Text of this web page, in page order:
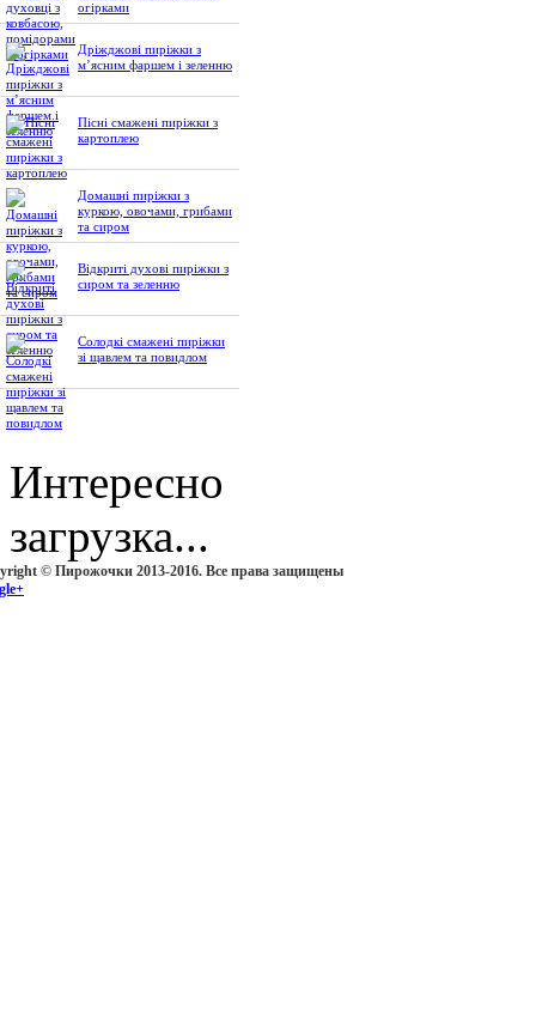
огірками
Дріжджові пиріжки з
м’ясним фаршем і зеленню
Пісні смажені пиріжки з
картоплею
Домашні пиріжки з
куркою, овочами, грибами
та сиром
Відкриті духові пиріжки з
сиром та зеленню
Солодкі смажені пиріжки
зі щавлем та повидлом
Интересно
загрузка...
© Пирожочки 2013-2016. Все права защищены